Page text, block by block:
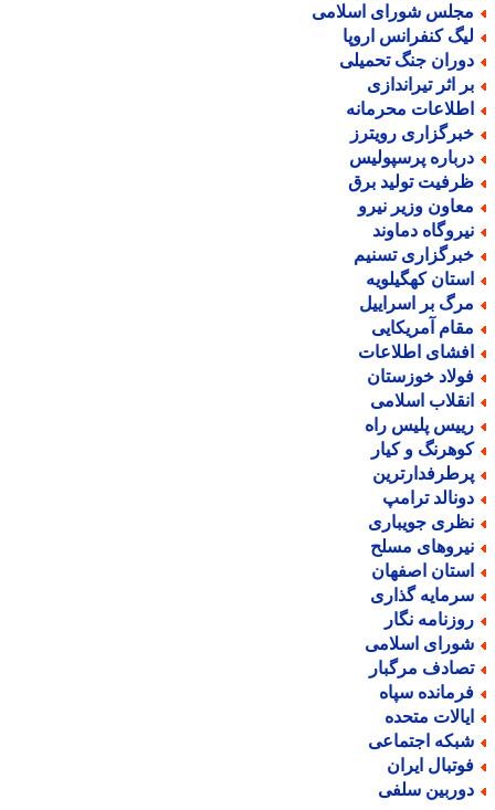
شورای اسلامی
کنفرانس اروپا
جنگ تحمیلی
اثر تیراندازی
محرمانه
رویترز
پرسپولیس
تولید برق
وزیر نیرو
دماوند
تسنیم
کهگیلویه
بر اسراییل
آمریکایی
اطلاعات
خوزستان
اسلامی
پلیس راه
و کیار
ترامپ
جویباری
مسلح
اصفهان
گذاری
نگار
اسلامی
مرگبار
سپاه
متحده
اجتماعی
ایران
سلفی